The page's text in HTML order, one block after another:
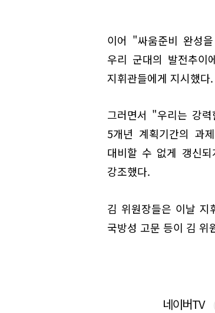
이어 "싸움준비 완성
우리 군대의 발전추이
지휘관들에게 지시했다.
그러면서 "우리는 강
5개년 계획기간의 과
대비할 수 없게 갱신
강조했다.
김 위원장들은 이날 지
국방성 고문 등이 김 위
네이버TV